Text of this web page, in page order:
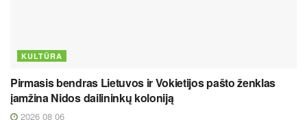
KULTŪRA
Pirmasis bendras Lietuvos ir Vokietijos pašto ženklas
įamžina Nidos dailininkų koloniją
2026 08 06